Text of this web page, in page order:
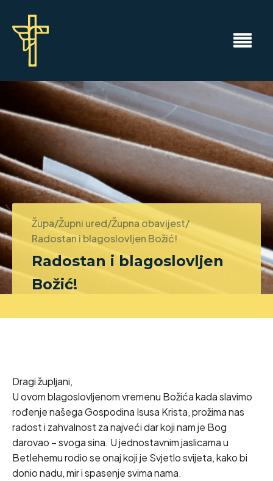
Župa/Župni ured/Župna obavijest/
Radostan i blagoslovljen Božić!
Radostan i blagoslovljen
Božić!
Dragi župljani,
U ovom blagoslovljenom vremenu Božića kada slavimo
rođenje našega Gospodina Isusa Krista, prožima nas
radost i zahvalnost za najveći dar koji nam je Bog
darovao – svoga sina. U jednostavnim jaslicama u
Betlehemu rodio se onaj koji je Svjetlo svijeta, kako bi
donio nadu, mir i spasenje svima nama.